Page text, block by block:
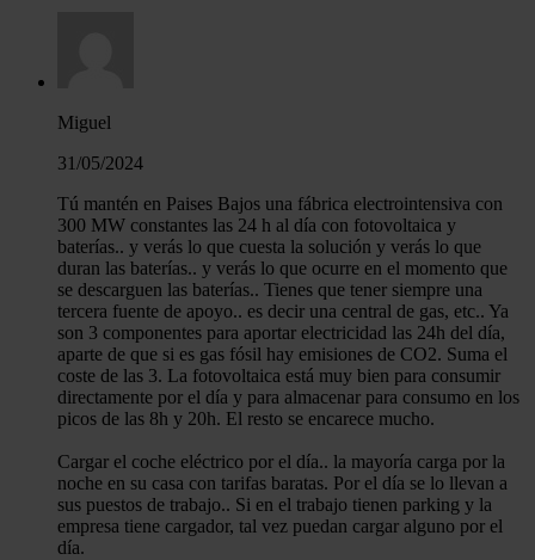
Miguel
31/05/2024
Tú mantén en Paises Bajos una fábrica electrointensiva con
300 MW constantes las 24 h al día con fotovoltaica y
baterías.. y verás lo que cuesta la solución y verás lo que
duran las baterías.. y verás lo que ocurre en el momento que
se descarguen las baterías.. Tienes que tener siempre una
tercera fuente de apoyo.. es decir una central de gas, etc.. Ya
son 3 componentes para aportar electricidad las 24h del día,
aparte de que si es gas fósil hay emisiones de CO2. Suma el
coste de las 3. La fotovoltaica está muy bien para consumir
directamente por el día y para almacenar para consumo en los
picos de las 8h y 20h. El resto se encarece mucho.
Cargar el coche eléctrico por el día.. la mayoría carga por la
noche en su casa con tarifas baratas. Por el día se lo llevan a
sus puestos de trabajo.. Si en el trabajo tienen parking y la
empresa tiene cargador, tal vez puedan cargar alguno por el
día.